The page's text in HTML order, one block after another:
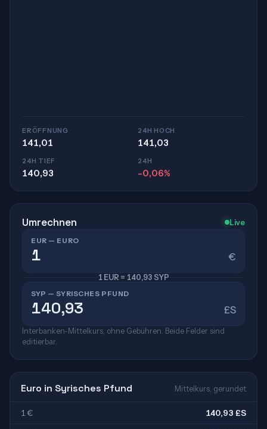
ERÖFFNUNG
141,01
24H HOCH
141,03
24H TIEF
140,93
24H
-0,06%
Umrechnen Live
EUR — EURO
€
1 EUR = 140,93 SYP
SYP — SYRISCHES PFUND
£S
Interbanken-Mittelkurs, ohne Gebühren. Beide Felder sind
editierbar.
Euro in Syrisches Pfund Mittelkurs, gerundet
1 € 140,93 £S